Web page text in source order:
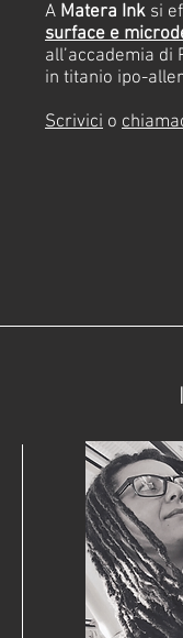
A Matera Ink si
surface e
all’accademia
in titanio ipo-
Scrivici o